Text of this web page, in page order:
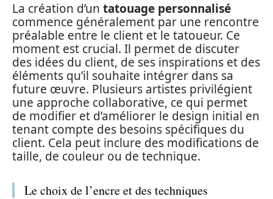
La création d’un tatouage personnalisé
commence généralement par une rencontre
préalable entre le client et le tatoueur. Ce
moment est crucial. Il permet de discuter
des idées du client, de ses inspirations et des
éléments qu’il souhaite intégrer dans sa
future œuvre. Plusieurs artistes privilégient
une approche collaborative, ce qui permet
de modifier et d’améliorer le design initial en
tenant compte des besoins spécifiques du
client. Cela peut inclure des modifications de
taille, de couleur ou de technique.
Le choix de l’encre et des techniques